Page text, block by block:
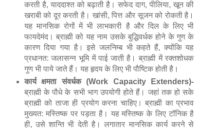
करती है, याददाश्त को बढ़ाती है। सफेद दाग, पीलिया, खून की
खराबी को दूर करती है। खांसी, पित्त और सूजन को रोकती है।
यह मानसिक रोगों में भी लाभकारी है और दिल के लिए भी
फायदेमंद। ब्राह्मी को यह नाम उसके बुद्धिवर्धक होने के गुण के
कारण दिया गया है। इसे जलनिम्ब भी कहते हैं, क्योंकि यह
प्रधानत: जलासन्न भूमि में पाई जाती है। ब्राह्मी में रक्तशोधक
गुण भी पाये जाते हैं। यह हृदय के लिए भी पौष्टिक होती है।
कार्य क्षमता संवर्धक (Work Capacity Extenders)-
ब्राह्मी के पौधे के सभी भाग उपयोगी होते हैं। जहां तक हो सके
ब्राह्मी को ताजा ही प्रयोग करना चाहिए। ब्राह्मी का प्रभाव
मुख्यत: मस्तिष्क पर पड़ता है। यह मस्तिष्क के लिए टॉनिक है
ही, उसे शान्ति भी देती है। लगातार मानसिक कार्य करने से